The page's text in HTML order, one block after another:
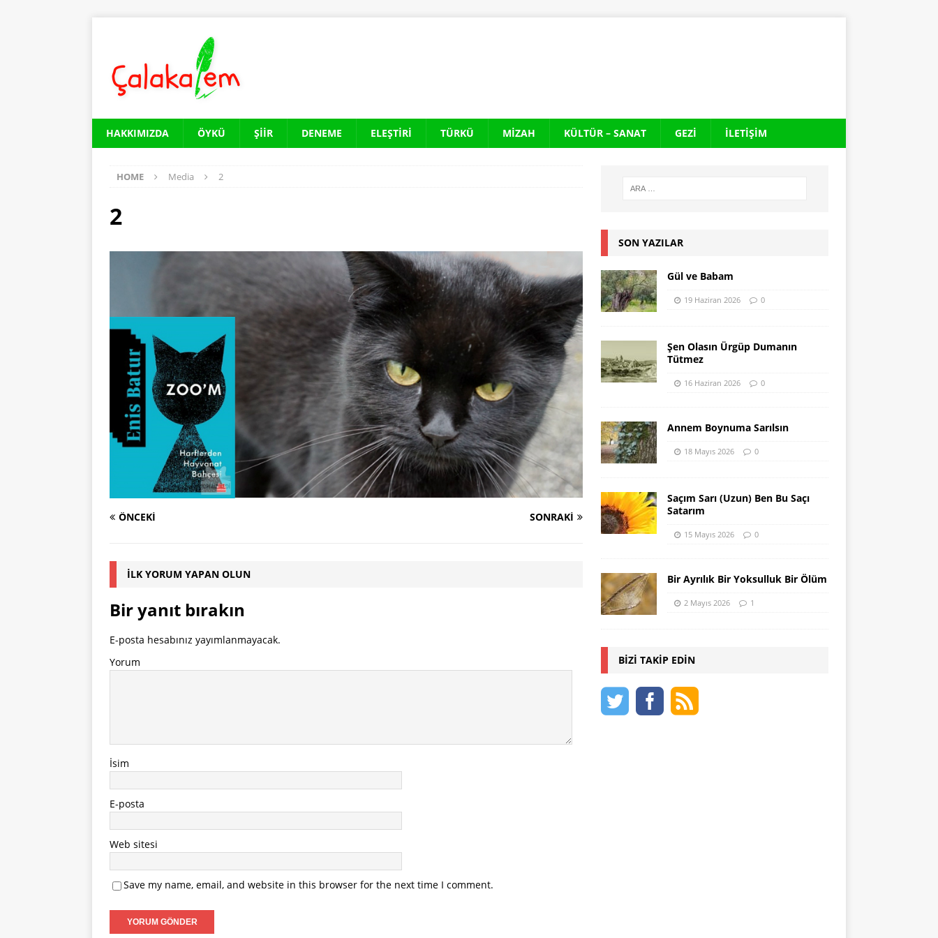
HAKKIMIZDA ÖYKÜ ŞIIR DENEME ELEŞTIRI TÜRKÜ MIZAH KÜLTÜR – SANAT GEZI İLETIŞIM
HOME Media 2
2
ÖNCEKI SONRAKI
İLK YORUM YAPAN OLUN
Bir yanıt bırakın
E-posta hesabınız yayımlanmayacak.
Yorum
İsim
E-posta
Web sitesi
Save my name, email, and website in this browser for the next time I comment.
SON YAZILAR
Gül ve Babam
19 Haziran 2026 0
Şen Olasın Ürgüp Dumanın
Tütmez
16 Haziran 2026 0
Annem Boynuma Sarılsın
18 Mayıs 2026 0
Saçım Sarı (Uzun) Ben Bu Saçı
Satarım
15 Mayıs 2026 0
Bir Ayrılık Bir Yoksulluk Bir Ölüm
2 Mayıs 2026 1
BIZI TAKIP EDIN